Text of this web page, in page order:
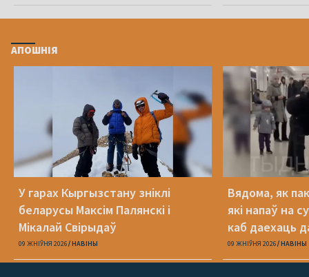
АПОШНІЯ
У гарах Кыргызстану зніклі
беларусы Максім Палянскі і
Мікалай Свірыдаў
09 ЖНІЎНЯ 2026 НАВІНЫ
Вядома, як
які напаў на
каб даехаць
09 ЖНІЎНЯ 2026 НАВІНЫ